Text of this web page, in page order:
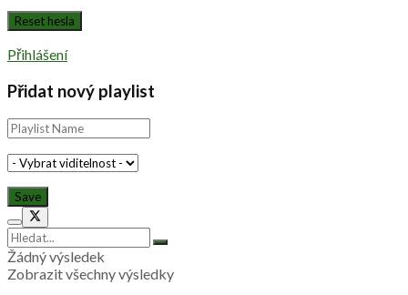
Přihlášení
Přidat nový playlist
Žádný výsledek
Zobrazit všechny výsledky